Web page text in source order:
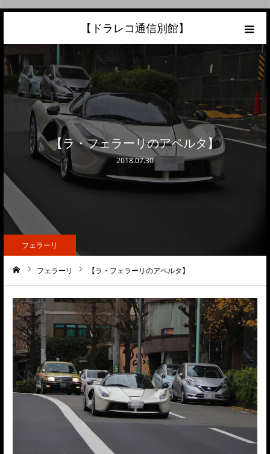
【ドラレコ通信別館】
【ラ・フェラーリのアペルタ】
2018.07.30
フェラーリ
フェラーリ 【ラ・フェラーリのアペルタ】
あなたの愛車の最高額を知ろう！
こんな中古車が欲しい
トラック売却ならこちら
当サイトについて
リンク